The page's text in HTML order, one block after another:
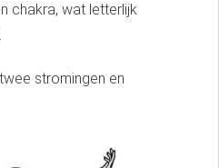
chakra, wat letterlijk
stromingen en